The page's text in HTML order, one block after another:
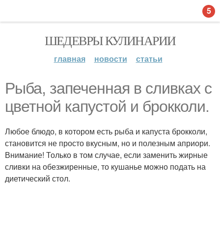
ШЕДЕВРЫ КУЛИНАРИИ
главная новости статьи
Рыба, запеченная в сливках с
цветной капустой и брокколи.
Любое блюдо, в котором есть рыба и капуста брокколи,
становится не просто вкусным, но и полезным априори.
Внимание! Только в том случае, если заменить жирные
сливки на обезжиренные, то кушанье можно подать на
диетический стол.
5